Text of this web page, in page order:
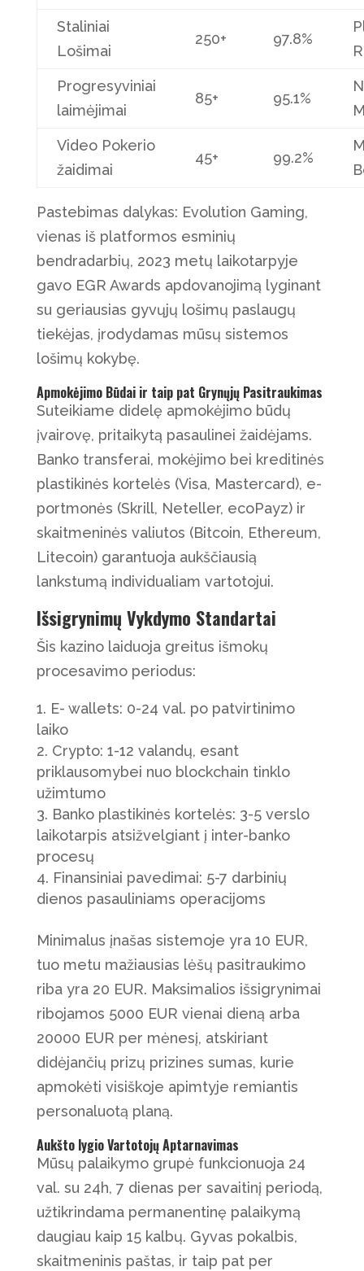
Staliniai
Lošimai
250+ 97.8%
Progresyviniai
laimėjimai
85+ 95.1%
Video Pokerio
žaidimai
45+ 99.2%
Pastebimas dalykas: Evolution Gaming,
vienas iš platformos esminių
bendradarbių, 2023 metų laikotarpyje
gavo EGR Awards apdovanojimą lyginant
su geriausias gyvųjų lošimų paslaugų
tiekėjas, įrodydamas mūsų sistemos
lošimų kokybę.
Apmokėjimo Būdai ir taip pat Grynųjų Pasitraukimas
Suteikiame didelę apmokėjimo būdų
įvairovę, pritaikytą pasaulinei žaidėjams.
Banko transferai, mokėjimo bei kreditinės
plastikinės kortelės (Visa, Mastercard), e-
portmonės (Skrill, Neteller, ecoPayz) ir
skaitmeninės valiutos (Bitcoin, Ethereum,
Litecoin) garantuoja aukščiausią
lankstumą individualiam vartotojui.
Išsigrynimų Vykdymo Standartai
Šis kazino laiduoja greitus išmokų
procesavimo periodus:
E- wallets: 0-24 val. po patvirtinimo
laiko
Crypto: 1-12 valandų, esant
priklausomybei nuo blockchain tinklo
užimtumo
Banko plastikinės kortelės: 3-5 verslo
laikotarpis atsižvelgiant į inter-banko
procesų
Finansiniai pavedimai: 5-7 darbinių
dienos pasauliniams operacijoms
Minimalus įnašas sistemoje yra 10 EUR,
tuo metu mažiausias lėšų pasitraukimo
riba yra 20 EUR. Maksimalios išsigrynimai
ribojamos 5000 EUR vienai dieną arba
20000 EUR per mėnesį, atskiriant
didėjančių prizų prizines sumas, kurie
apmokėti visiškoje apimtyje remiantis
personaluotą planą.
Aukšto lygio Vartotojų Aptarnavimas
Mūsų palaikymo grupė funkcionuoja 24
val. su 24h, 7 dienas per savaitinį periodą,
užtikrindama permanentinę palaikymą
daugiau kaip 15 kalbų. Gyvas pokalbis,
skaitmeninis paštas, ir taip pat per